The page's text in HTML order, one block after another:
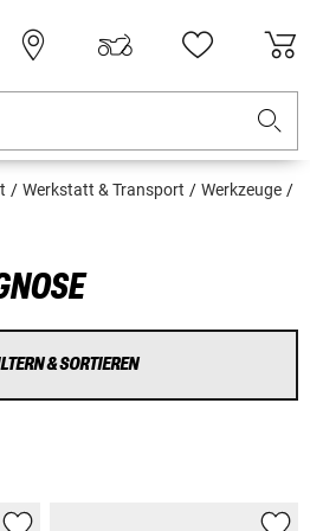
Werkstatt & Transport
Werkzeuge
& SORTIEREN